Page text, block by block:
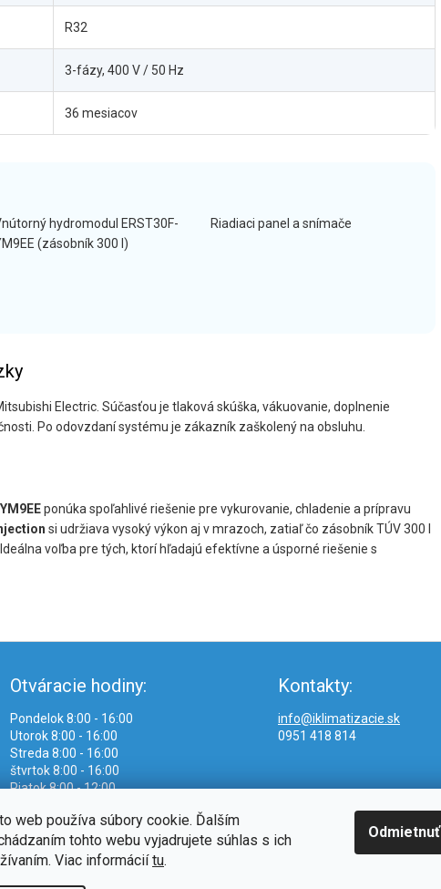
web používa súbory cookie. Ďalším
tohto webu vyjadrujete súhlas s ich
Viac informáciítu.
Odmietnuť
R32
3-fázy, 400 V / 50 Hz
36 mesiacov
hydromodul ERST30F-
(zásobník 300 l)
Riadiaci panel a snímače
Electric. Súčasťou je tlaková skúška, vákuovanie, doplnenie
Po odovzdaní systému je zákazník zaškolený na obsluhu.
ponúka spoľahlivé riešenie pre vykurovanie, chladenie a prípravu
si udržiava vysoký výkon aj v mrazoch, zatiaľ čo zásobník TÚV 300 l
voľba pre tých, ktorí hľadajú efektívne a úsporné riešenie s
Otváracie hodiny:
Pondelok 8:00 - 16:00
Utorok 8:00 - 16:00
Streda 8:00 - 16:00
štvrtok 8:00 - 16:00
Piatok 8:00 - 12:00
Kontakty:
info@iklimatizacie.sk
0951 418 814